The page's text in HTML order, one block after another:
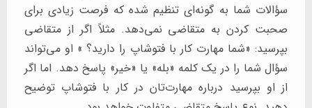
سؤالات شما به گونه‌ای تنظیم شده که فرصت زیادی برای
صحبت کردن به متقاضی نمی‌دهد. مثلاً اگر از متقاضی
بپرسید: «شما مهارت کار با فتوشاپ را دارید؟ » او می‌تواند
سؤال شما را در یک کلمه «بله» یا «خیر» پاسخ دهد. اما اگر
از او بپرسید درباره مهارت‌تان در کار با فتوشاپ توضیح